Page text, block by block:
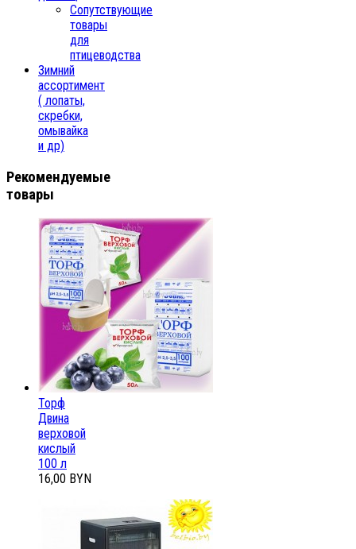
Сопутствующие
товары
для
птицеводства
Зимний
ассортимент
( лопаты,
скребки,
омывайка
и др)
Рекомендуемые
товары
Торф
Двина
верховой
кислый
100 л
16,00 BYN